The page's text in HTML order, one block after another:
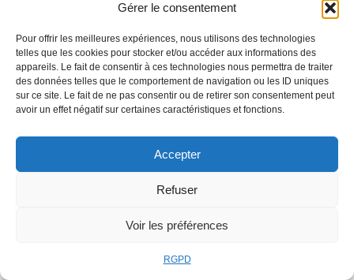
Gérer le consentement
Pour offrir les meilleures expériences, nous utilisons des technologies
telles que les cookies pour stocker et/ou accéder aux informations des
appareils. Le fait de consentir à ces technologies nous permettra de traiter
des données telles que le comportement de navigation ou les ID uniques
sur ce site. Le fait de ne pas consentir ou de retirer son consentement peut
avoir un effet négatif sur certaines caractéristiques et fonctions.
Accepter
Refuser
Voir les préférences
RGPD
Je suis Française d'origine mais je vis à Montréal. Le livre "comment
écrire son premier roman" est très demandé a la Bibliothèque Nationale
du Québec à Montréal. Malgré tout j'ai pu mettre la patte dessus.""
Hello. J'ai eu le plaisir de te lire, cité dans le Dictionnaire amoureux de
la langue française, de Chiflet, pages 156 et 157. Bravo !"
"Je profite de cet échange pour vous faire part de mon plaisir à
découvrir votre blog ( en tapant "cliché" sur internet....). Depuis, il est
devenu mon favori et je réécris mon roman policier de 300 pages.